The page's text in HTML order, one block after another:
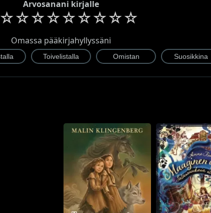
Arvosanani kirjalle
☆☆☆☆☆☆☆☆☆
Omassa pääkirjahyllyssäni